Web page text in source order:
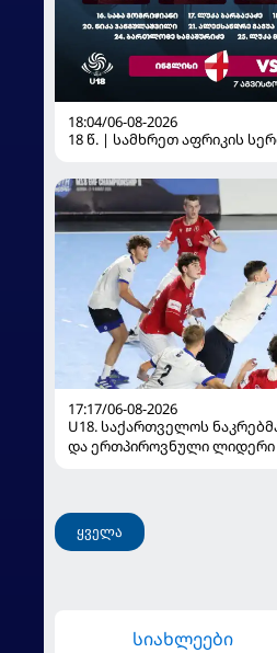
18:04/06-08-2026
18 წ. | სამხრეთ აფრიკის
17:17/06-08-2026
U18. საქართველოს
და ერთპიროვნული ლიდერი
ყველა
სიახლეები